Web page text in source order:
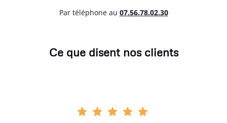
Par téléphone au 07.56.78.02.30
Ce que disent nos clients